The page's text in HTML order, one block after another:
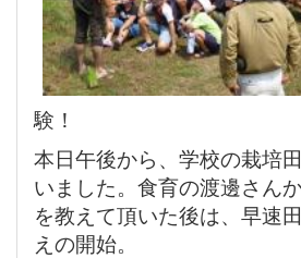
験！
本日午後から、学校の栽培
いました。食育の渡邊さん
を教えて頂いた後は、早速
えの開始。